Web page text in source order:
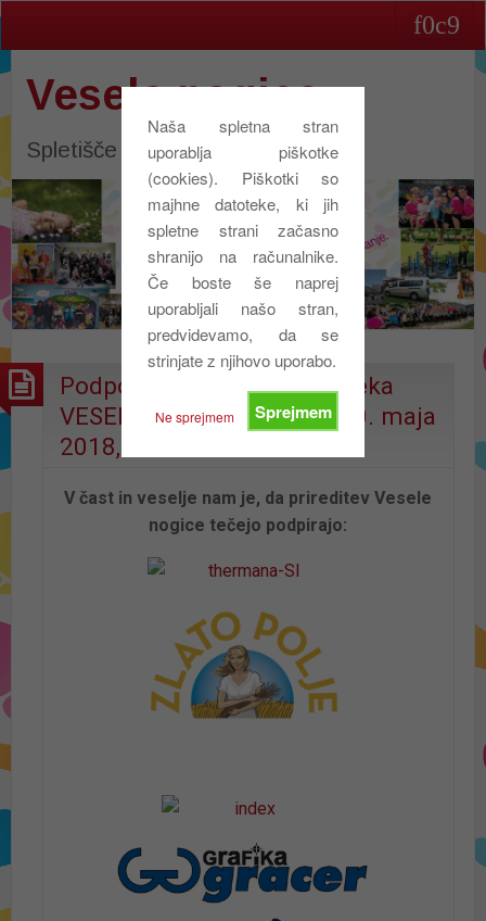
Naša spletna stran
uporablja piškotke
(cookies). Piškotki so
majhne datoteke, ki jih
spletne strani začasno
shranijo na računalnike.
Če boste še naprej
uporabljali našo stran,
predvidevamo, da se
strinjate z njihovo uporabo.
Sprejmem
Ne sprejmem
Vesele nogice
Spletišče društva Vesele nogice
Podporniki dobrodelnega teka
VESELE NOGICE TEČEJO 20. maja
2018, v LAŠKEM
V čast in veselje nam je, da prireditev Vesele
nogice tečejo podpirajo: